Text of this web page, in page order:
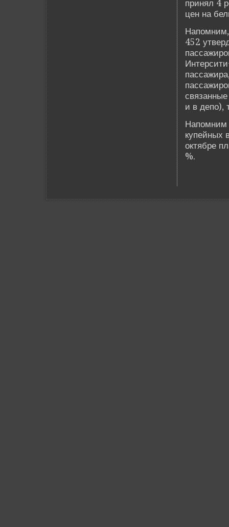
принял 4
цен на
452
и в де­по),
Напомним
купейных
октябре
%.